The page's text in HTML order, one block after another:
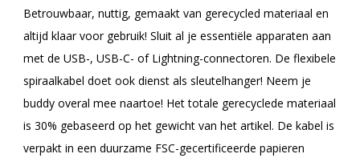
Betrouwbaar, nuttig, gemaakt van gerecycled materiaal en
altijd klaar voor gebruik! Sluit al je essentiële apparaten aan
met de USB-, USB-C- of Lightning-connectoren. De flexibele
spiraalkabel doet ook dienst als sleutelhanger! Neem je
buddy overal mee naartoe! Het totale gerecyclede materiaal
is 30% gebaseerd op het gewicht van het artikel. De kabel is
verpakt in een duurzame FSC-gecertificeerde papieren